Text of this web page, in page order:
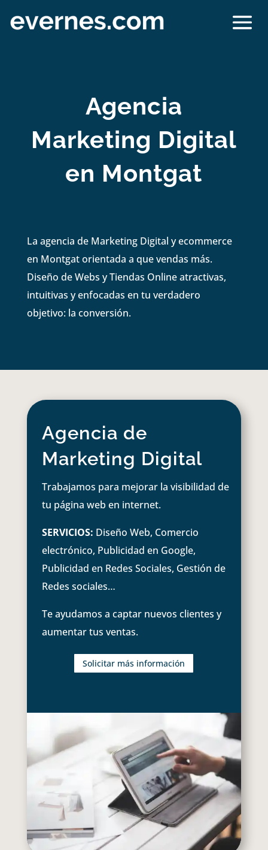
Agencia
Marketing Digital
en Montgat
La agencia de Marketing Digital y ecommerce
en Montgat orientada a que vendas más.
Diseño de Webs y Tiendas Online atractivas,
intuitivas y enfocadas en tu verdadero
objetivo: la conversión.
Agencia de
Marketing Digital
Trabajamos para mejorar la visibilidad de
tu página web en internet.
SERVICIOS: Diseño Web, Comercio
electrónico, Publicidad en Google,
Publicidad en Redes Sociales, Gestión de
Redes sociales…
Te ayudamos a captar nuevos clientes y
aumentar tus ventas.
Solicitar más información